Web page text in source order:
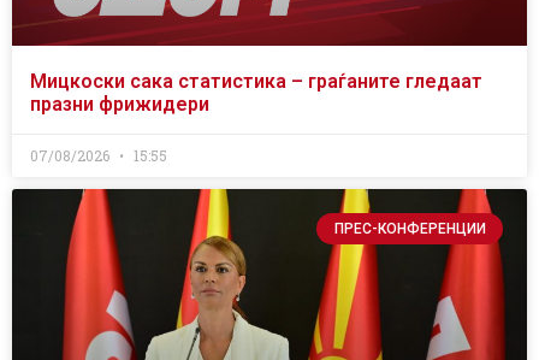
Мицкоски сака статистика – граѓаните гледаат
празни фрижидери
07/08/2026 15:55
ПРЕС-КОНФЕРЕНЦИИ